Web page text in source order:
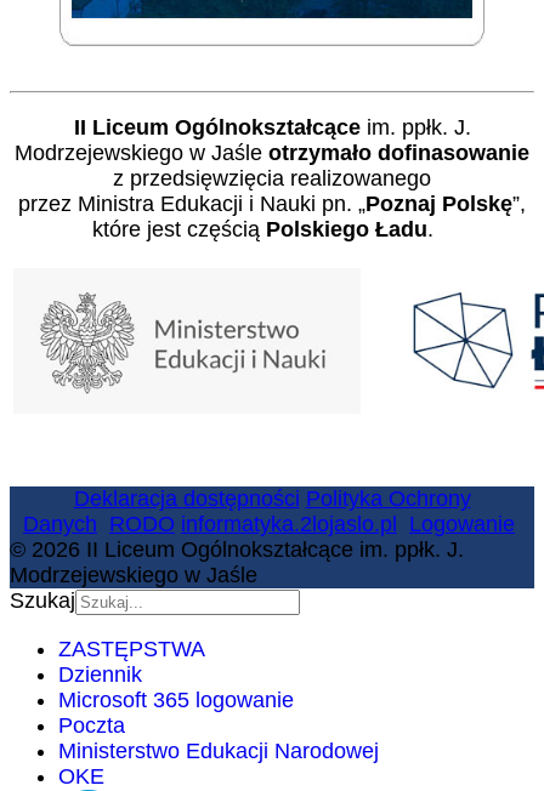
II Liceum Ogólnokształcąceim. ppłk. J.
Modrzejewskiego w Jaśle otrzymało dofinasowanie
z przedsięwzięcia realizowanego
przez Ministra Edukacji i Nauki pn. „Poznaj Polskę”,
które jest częścią Polskiego Ładu.
Deklaracja dostępności Polityka Ochrony
Danych RODO informatyka.2lojaslo.pl
Logowanie
© 2026 II Liceum Ogólnokształcące im. ppłk. J.
Modrzejewskiego w Jaśle
Szukaj
ZASTĘPSTWA
Dziennik
Microsoft 365 logowanie
Poczta
Ministerstwo Edukacji Narodowej
OKE